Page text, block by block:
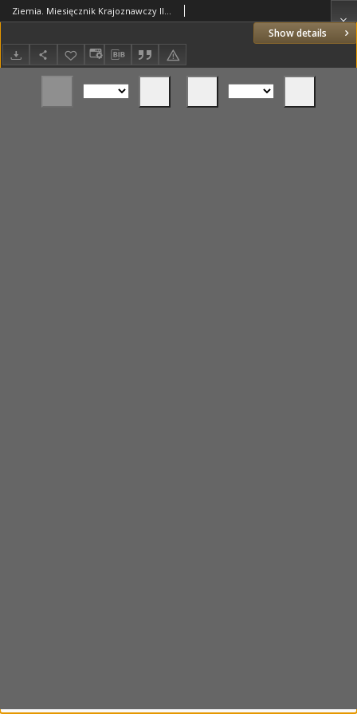
Show details
Ziemia. Miesięcznik Krajoznawczy Ilustrowany. 1923 R.8 nr12